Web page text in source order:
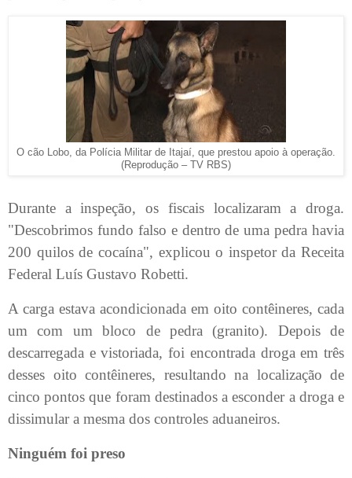
O cão Lobo, da Polícia Militar de Itajaí, que prestou apoio à operação.
(Reprodução – TV RBS)
Durante a inspeção, os fiscais localizaram a droga.
"Descobrimos fundo falso e dentro de uma pedra havia
200 quilos de cocaína", explicou o inspetor da Receita
Federal Luís Gustavo Robetti.
A carga estava acondicionada em oito contêineres, cada
um com um bloco de pedra (granito). Depois de
descarregada e vistoriada, foi encontrada droga em três
desses oito contêineres, resultando na localização de
cinco pontos que foram destinados a esconder a droga e
dissimular a mesma dos controles aduaneiros.
Ninguém foi preso